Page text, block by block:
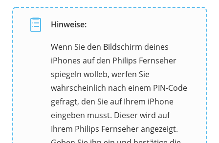
Hinweise:
Wenn Sie den Bildschirm deines
iPhones auf den Philips Fernseher
spiegeln wolleb, werfen Sie
wahrscheinlich nach einem PIN-Code
gefragt, den Sie auf Ihrem iPhone
eingeben musst. Dieser wird auf
Ihrem Philips Fernseher angezeigt.